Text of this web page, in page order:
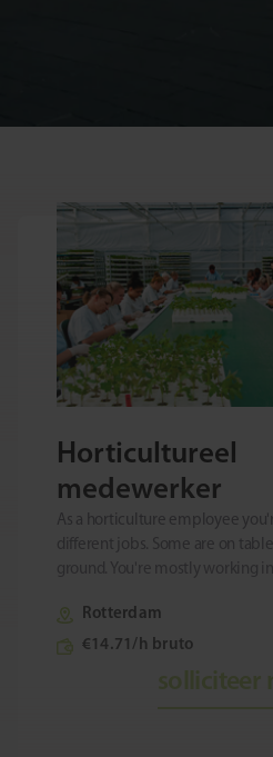
Horticultureel
medewerker
As a horticulture employee
different jobs. Some are on
ground. You're mostly working
Rotterdam
€14.71/h bruto
solliciteer